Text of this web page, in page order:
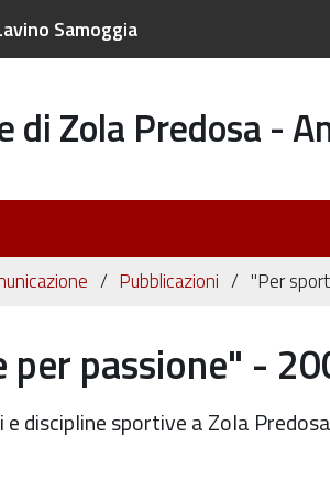
Samoggia
di Zola Predosa -
Pubblicazioni "Per
per passione" -
discipline sportive a Zola